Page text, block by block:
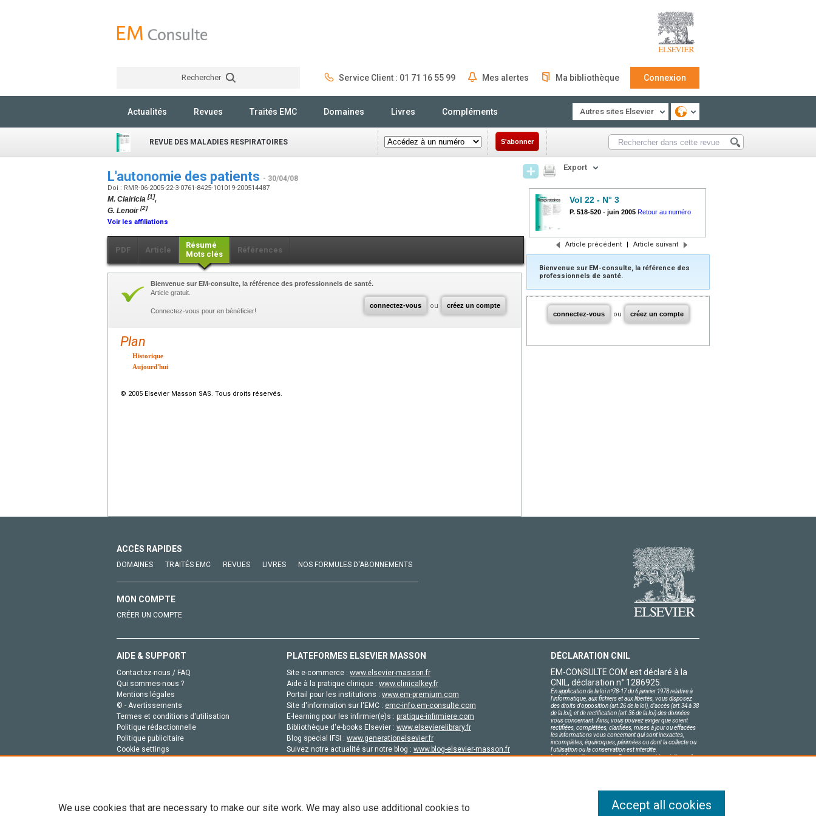
Rechercher Service Client : 01 71 16 55 99 Mes alertes Ma bibliothèque Connexion
Actualités Revues Traités EMC Domaines Livres Compléments Autres sites Elsevier
REVUE DES MALADIES RESPIRATOIRES S'abonner
L'autonomie des patients - 30/04/08
Doi : RMR-06-2005-22-3-0761-8425-101019-200514487
M. Clairicia [1],
G. Lenoir[2]
Voir les affiliations
PDF Article
Résumé
Mots clés
Références
connectez-vous ou créez un compte
Bienvenue sur EM-consulte, la référence des professionnels de santé.
Article gratuit.
Connectez-vous pour en bénéficier!
Plan
Historique
Aujourd'hui
© 2005 Elsevier Masson SAS. Tous droits réservés.
Export
Vol 22 - N° 3
P. 518-520 - juin 2005 Retour au numéro
Article précédent | Article suivant
Bienvenue sur EM-consulte, la référence des
professionnels de santé.
connectez-vous ou créez un compte
ACCÈS RAPIDES
DOMAINES TRAITÉS EMC REVUES LIVRES NOS FORMULES D'ABONNEMENTS
MON COMPTE
CRÉER UN COMPTE
AIDE & SUPPORT
Contactez-nous / FAQ
Qui sommes-nous ?
Mentions légales
© - Avertissements
Termes et conditions d'utilisation
Politique rédactionnelle
Politique publicitaire
Cookie settings
PLATEFORMES ELSEVIER MASSON
Site e-commerce : www.elsevier-masson.fr
Aide à la pratique clinique : www.clinicalkey.fr
Portail pour les institutions : www.em-premium.com
Site d'information sur l'EMC : emc-info.em-consulte.com
E-learning pour les infirmier(e)s : pratique-infirmiere.com
Bibliothèque d'e-books Elsevier : www.elsevierelibrary.fr
Blog special IFSI : www.generationelsevier.fr
Suivez notre actualité sur notre blog : www.blog-elsevier-masson.fr
DÉCLARATION CNIL
EM-CONSULTE.COM est déclaré à la
CNIL, déclaration n° 1286925.
En application de la loi nº78-17 du 6 janvier 1978 relative à
l'informatique, aux fichiers et aux libertés, vous disposez
des droits d'opposition (art.26 de la loi), d'accès (art.34 à 38
de la loi), et de rectification (art.36 de la loi) des données
vous concernant. Ainsi, vous pouvez exiger que soient
rectifiées, complétées, clarifiées, mises à jour ou effacées
les informations vous concernant qui sont inexactes,
incomplètes, équivoques, périmées ou dont la collecte ou
l'utilisation ou la conservation est interdite.
Les informations personnelles concernant les visiteurs de
We use cookies that are necessary to make our site work. We may also use additional cookies to Accept all cookies